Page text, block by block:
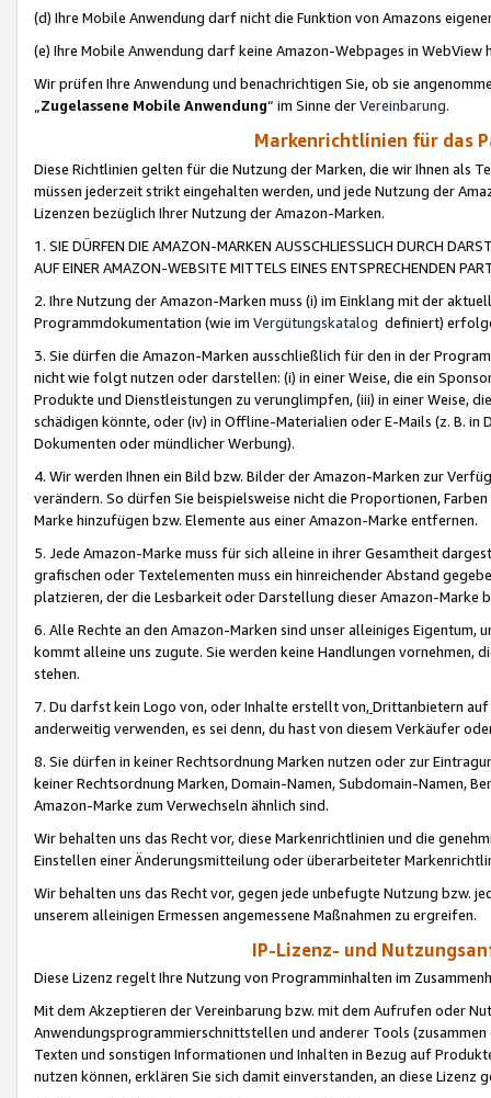
(d) Ihre Mobile Anwendung darf nicht die Funktion von Amazons
(e) Ihre Mobile Anwendung darf keine Amazon-Webpages in WebView
Wir prüfen Ihre Anwendung und benachrichtigen Sie, ob sie
„Zugelassene Mobile Anwendung“ im Sinne derVereinbarung.
Markenrichtlinien für das
Diese Richtlinien gelten für die Nutzung der Marken, die wir Ihnen als
müssen jederzeit strikt eingehalten werden, und jede Nutzung der
Lizenzen bezüglich Ihrer Nutzung der Amazon-Marken.
1. SIE DÜRFEN DIE AMAZON-MARKEN AUSSCHLIESSLICH DURCH
AUF EINER AMAZON-WEBSITE MITTELS EINES ENTSPRECHENDEN
2. Ihre Nutzung der Amazon-Marken muss (i) im Einklang mit der
Programmdokumentation (wie im Vergütungskatalog definiert)
3. Sie dürfen die Amazon-Marken ausschließlich für den in der
nicht wie folgt nutzen oder darstellen: (i) in einer Weise, die ein
Produkte und Dienstleistungen zu verunglimpfen, (iii) in einer Weise,
schädigen könnte, oder (iv) in Offline-Materialien oder E-Mails (z. B. in
Dokumenten oder mündlicher Werbung).
4. Wir werden Ihnen ein Bild bzw. Bilder der Amazon-Marken zur
verändern. So dürfen Sie beispielsweise nicht die Proportionen,
Marke hinzufügen bzw. Elemente aus einer Amazon-Marke entfernen.
5. Jede Amazon-Marke muss für sich alleine in ihrer Gesamtheit
grafischen oder Textelementen muss ein hinreichender Abstand
platzieren, der die Lesbarkeit oder Darstellung dieser Amazon-Marke
6. Alle Rechte an den Amazon-Marken sind unser alleiniges
kommt alleine uns zugute. Sie werden keine Handlungen vornehmen,
stehen.
7. Du darfst kein Logo von, oder Inhalte erstellt von,Drittanbietern auf
anderweitig verwenden, es sei denn, du hast von diesem Verkäufer
8. Sie dürfen in keiner Rechtsordnung Marken nutzen oder zur
keiner Rechtsordnung Marken, Domain-Namen, Subdomain-Namen,
Amazon-Marke zum Verwechseln ähnlich sind.
Wir behalten uns das Recht vor, diese Markenrichtlinien und die
Einstellen einer Änderungsmitteilung oder überarbeiteter
Wir behalten uns das Recht vor, gegen jede unbefugte Nutzung bzw.
unserem alleinigen Ermessen angemessene Maßnahmen zu ergreifen.
IP-Lizenz- und
Diese Lizenz regelt Ihre Nutzung von Programminhalten im
Mit dem Akzeptieren der Vereinbarung bzw. mit dem Aufrufen oder
Anwendungsprogrammierschnittstellen und anderer Tools (zusammen
Texten und sonstigen Informationen und Inhalten in Bezug auf
nutzen können, erklären Sie sich damit einverstanden, an diese Lizenz